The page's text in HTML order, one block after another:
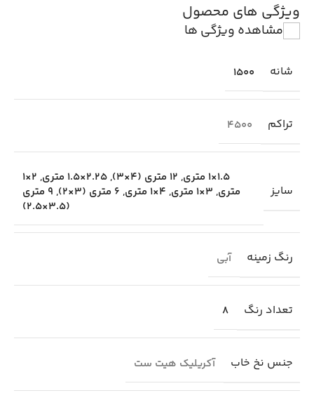
ویژگی های محصول
مشاهده ویژگی ها
شانه 1500
تراکم 4500
سایز
1.5×1 متری , 12 متری (4×3) ,2.25×1.5 متری ,
2×1
متری, 3×1 متری , 4×1 متری , 6 متری (3×2) ,
9 متری
(3.5×2.5)
رنگ زمینه آبی
تعداد رنگ 8
جنس نخ خاب آکریلیک هیت ست